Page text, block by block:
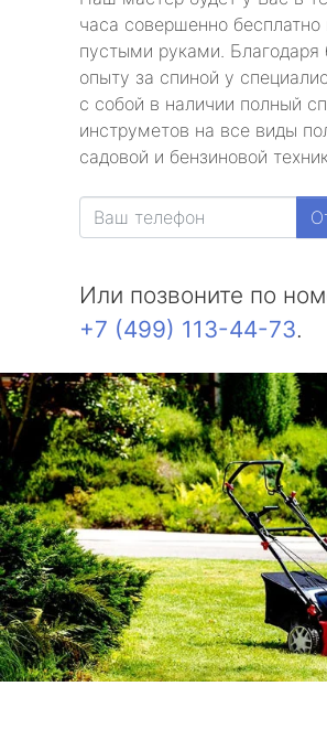
часа совершенно бесплатно
пустыми руками.
опыту за спиной у
с собой в наличии полный
инструметов на все виды
садовой и бензиновой
Или позвоните по
+7 (499) 113-44-73.